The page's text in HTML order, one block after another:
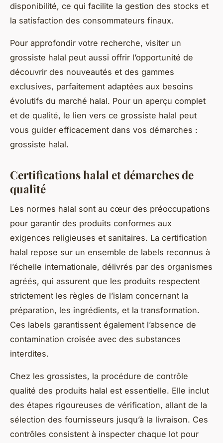
disponibilité, ce qui facilite la gestion des stocks et
la satisfaction des consommateurs finaux.
Pour approfondir votre recherche, visiter un
grossiste halal peut aussi offrir l’opportunité de
découvrir des nouveautés et des gammes
exclusives, parfaitement adaptées aux besoins
évolutifs du marché halal. Pour un aperçu complet
et de qualité, le lien vers ce grossiste halal peut
vous guider efficacement dans vos démarches :
grossiste halal.
Certifications halal et démarches de
qualité
Les normes halal sont au cœur des préoccupations
pour garantir des produits conformes aux
exigences religieuses et sanitaires. La certification
halal repose sur un ensemble de labels reconnus à
l’échelle internationale, délivrés par des organismes
agréés, qui assurent que les produits respectent
strictement les règles de l’islam concernant la
préparation, les ingrédients, et la transformation.
Ces labels garantissent également l’absence de
contamination croisée avec des substances
interdites.
Chez les grossistes, la procédure de contrôle
qualité des produits halal est essentielle. Elle inclut
des étapes rigoureuses de vérification, allant de la
sélection des fournisseurs jusqu’à la livraison. Ces
contrôles consistent à inspecter chaque lot pour